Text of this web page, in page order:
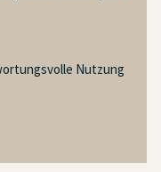
Nutzung